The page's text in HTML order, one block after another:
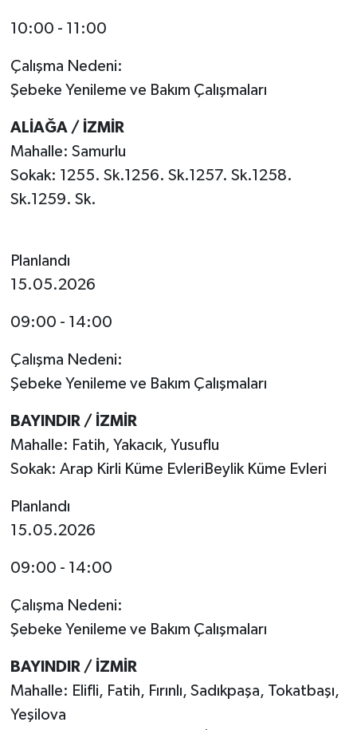
10:00 - 11:00
Çalışma Nedeni:
Şebeke Yenileme ve Bakım Çalışmaları
ALİAĞA / İZMİR
Mahalle: Samurlu
Sokak: 1255. Sk.1256. Sk.1257. Sk.1258.
Sk.1259. Sk.
Planlandı
15.05.2026
09:00 - 14:00
Çalışma Nedeni:
Şebeke Yenileme ve Bakım Çalışmaları
BAYINDIR / İZMİR
Mahalle: Fatih, Yakacık, Yusuflu
Sokak: Arap Kirli Küme EvleriBeylik Küme Evleri
Planlandı
15.05.2026
09:00 - 14:00
Çalışma Nedeni:
Şebeke Yenileme ve Bakım Çalışmaları
BAYINDIR / İZMİR
Mahalle: Elifli, Fatih, Fırınlı, Sadıkpaşa, Tokatbaşı,
Yeşilova